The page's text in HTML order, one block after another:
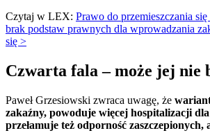
Czytaj w LEX: Prawo do przemieszczania
brak podstaw prawnych dla wprowadzania
się >
Czwarta fala – może jej nie
Paweł Grzesiowski zwraca uwagę, że
zakaźny, powoduje więcej hospitalizacji
przełamuje też odporność zaszczepionych,